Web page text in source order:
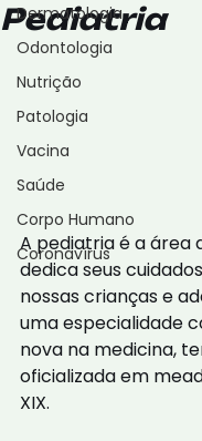
Dermatologia
Odontologia
Nutrição
Patologia
Vacina
Saúde
Corpo Humano
Coronavírus
Pediatria
A pediatria é a área
dedica seus
nossas crianças e
uma especialidade
nova na medicina,
oficializada em
XIX.